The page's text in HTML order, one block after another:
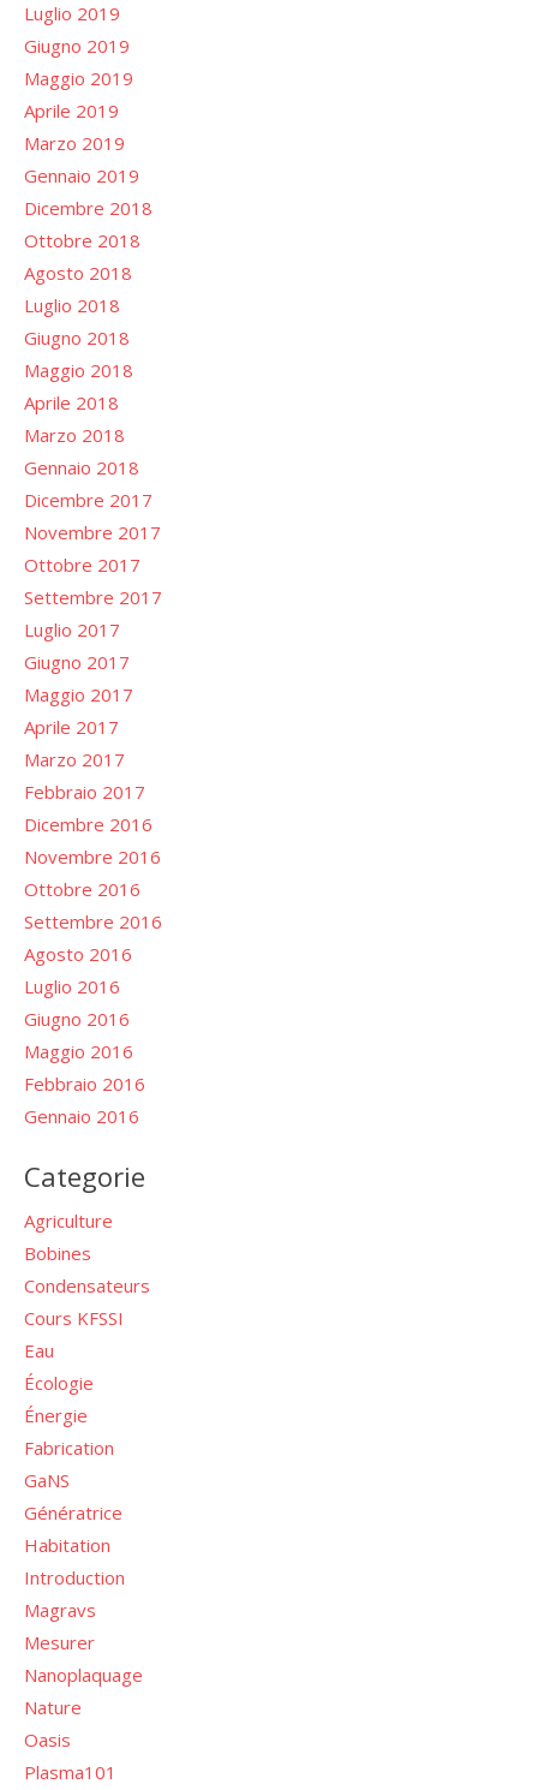
Luglio 2019
Giugno 2019
Maggio 2019
Aprile 2019
Marzo 2019
Gennaio 2019
Dicembre 2018
Ottobre 2018
Agosto 2018
Luglio 2018
Giugno 2018
Maggio 2018
Aprile 2018
Marzo 2018
Gennaio 2018
Dicembre 2017
Novembre 2017
Ottobre 2017
Settembre 2017
Luglio 2017
Giugno 2017
Maggio 2017
Aprile 2017
Marzo 2017
Febbraio 2017
Dicembre 2016
Novembre 2016
Ottobre 2016
Settembre 2016
Agosto 2016
Luglio 2016
Giugno 2016
Maggio 2016
Febbraio 2016
Gennaio 2016
Categorie
Agriculture
Bobines
Condensateurs
Cours KFSSI
Eau
Écologie
Énergie
Fabrication
GaNS
Génératrice
Habitation
Introduction
Magravs
Mesurer
Nanoplaquage
Nature
Oasis
Plasma101